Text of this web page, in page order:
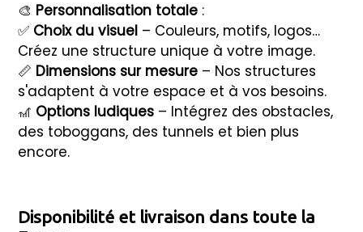
🎨 Personnalisation totale :
✅ Choix du visuel – Couleurs, motifs, logos…
Créez une structure unique à votre image.
📏 Dimensions sur mesure – Nos structures
s'adaptent à votre espace et à vos besoins.
🎢 Options ludiques – Intégrez des obstacles,
des toboggans, des tunnels et bien plus
encore.
Disponibilité et livraison dans toute la